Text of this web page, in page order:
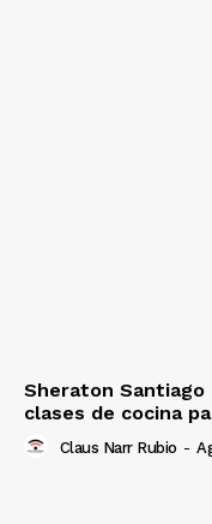
Sheraton Santiago
clases de cocina
Claus Narr Rubio -